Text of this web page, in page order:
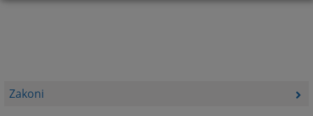
Zakoni